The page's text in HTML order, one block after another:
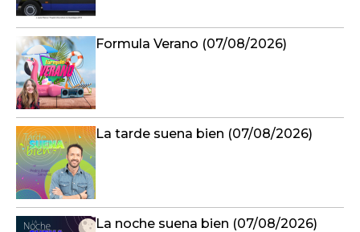
Formula Verano (07/08/2026)
La tarde suena bien (07/08/2026)
La noche suena bien (07/08/2026)